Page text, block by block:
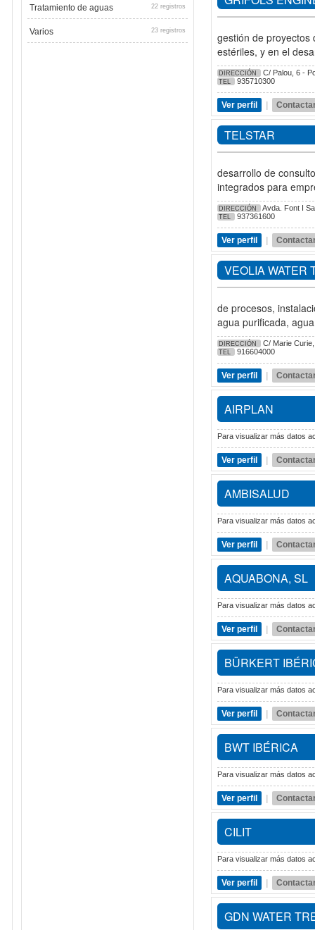
Tratamiento de aguas 22 registros
Varios 23 registros
gestión de proyectos
estériles, y en el
DIRECCIÓN C/ Palou, 6 -
TEL 935710300
Ver perfil
TELSTAR
desarrollo de
integrados para
DIRECCIÓN Avda. Font I
TEL 937361600
Ver perfil
VEOLIA WATER
de procesos,
agua purificada,
DIRECCIÓN C/ Marie
TEL 916604000
Ver perfil
AIRPLAN
Para visualizar más datos
Ver perfil
AMBISALUD
Para visualizar más datos
Ver perfil
AQUABONA, SL
Para visualizar más datos
Ver perfil
BÜRKERT
Para visualizar más datos
Ver perfil
BWT IBÉRICA
Para visualizar más datos
Ver perfil
CILIT
Para visualizar más datos
Ver perfil
GDN WATER